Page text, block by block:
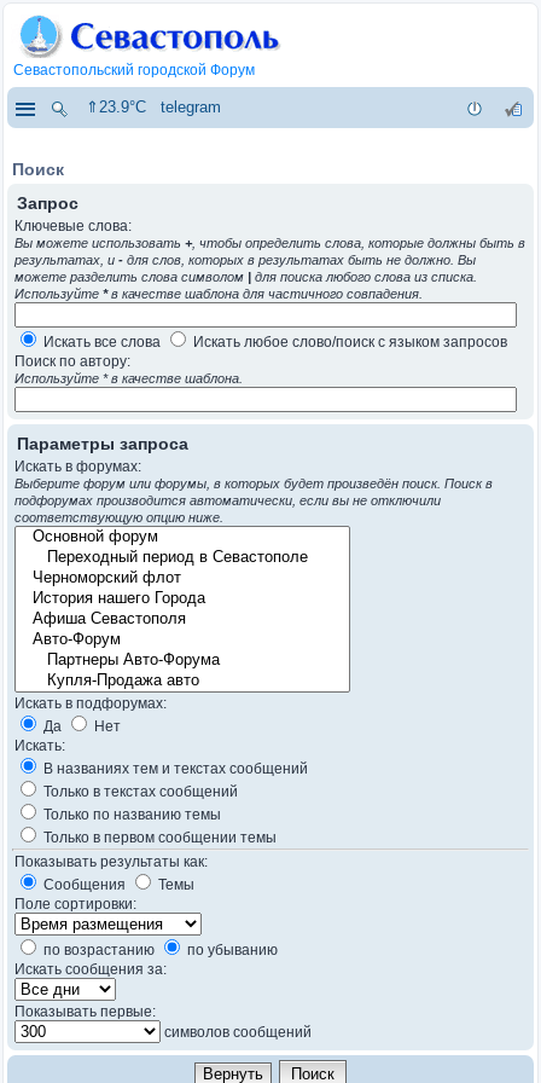
Севастопольский городской Форум
⇑23.9°C telegram
Поиск
Запрос
Ключевые слова:
Вы можете использовать +, чтобы определить слова, которые должны быть в
результатах, и - для слов, которых в результатах быть не должно. Вы
можете разделить слова символом | для поиска любого слова из списка.
Используйте *в качестве шаблона для частичного совпадения.
Искать все слова
Искать любое слово/поиск с языком запросов
Поиск по автору:
Используйте * в качестве шаблона.
Параметры запроса
Искать в форумах:
Выберите форум или форумы, в которых будет произведён поиск. Поиск в
подфорумах производится автоматически, если вы не отключили
соответствующую опцию ниже.
Искать в подфорумах:
Да
Нет
Искать:
В названиях тем и текстах сообщений
Только в текстах сообщений
Только по названию темы
Только в первом сообщении темы
Показывать результаты как:
Сообщения
Темы
Поле сортировки:
по возрастанию
по убыванию
Искать сообщения за:
Показывать первые:
символов сообщений